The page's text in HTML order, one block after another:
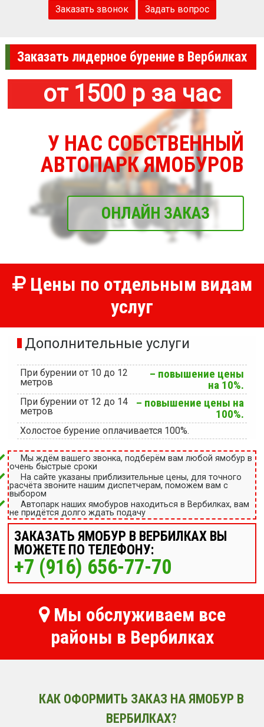
Заказать звонок Задать вопрос
Заказать лидерное бурение в Вербилках
от 1500 р за час
У НАС СОБСТВЕННЫЙ
АВТОПАРК ЯМОБУРОВ
ОНЛАЙН ЗАКАЗ
Цены по отдельным видам
услуг
Дополнительные услуги
При бурении от 10 до 12
метров
– повышение цены
на 10%.
При бурении от 12 до 14
метров
– повышение цены на
100%.
Холостое бурение оплачивается 100%.
Мы ждём вашего звонка, подберём вам любой ямобур в
очень быстрые сроки
На сайте указаны приблизительные цены, для точного
расчёта звоните нашим диспетчерам, поможем вам с
выбором
Автопарк наших ямобуров находиться в Вербилках, вам
не придётся долго ждать подачу
ЗАКАЗАТЬ ЯМОБУР В ВЕРБИЛКАХ ВЫ
МОЖЕТЕ ПО ТЕЛЕФОНУ:
+7 (916) 656-77-70
Мы обслуживаем все
районы в Вербилках
КАК ОФОРМИТЬ ЗАКАЗ НА ЯМОБУР В
ВЕРБИЛКАХ?